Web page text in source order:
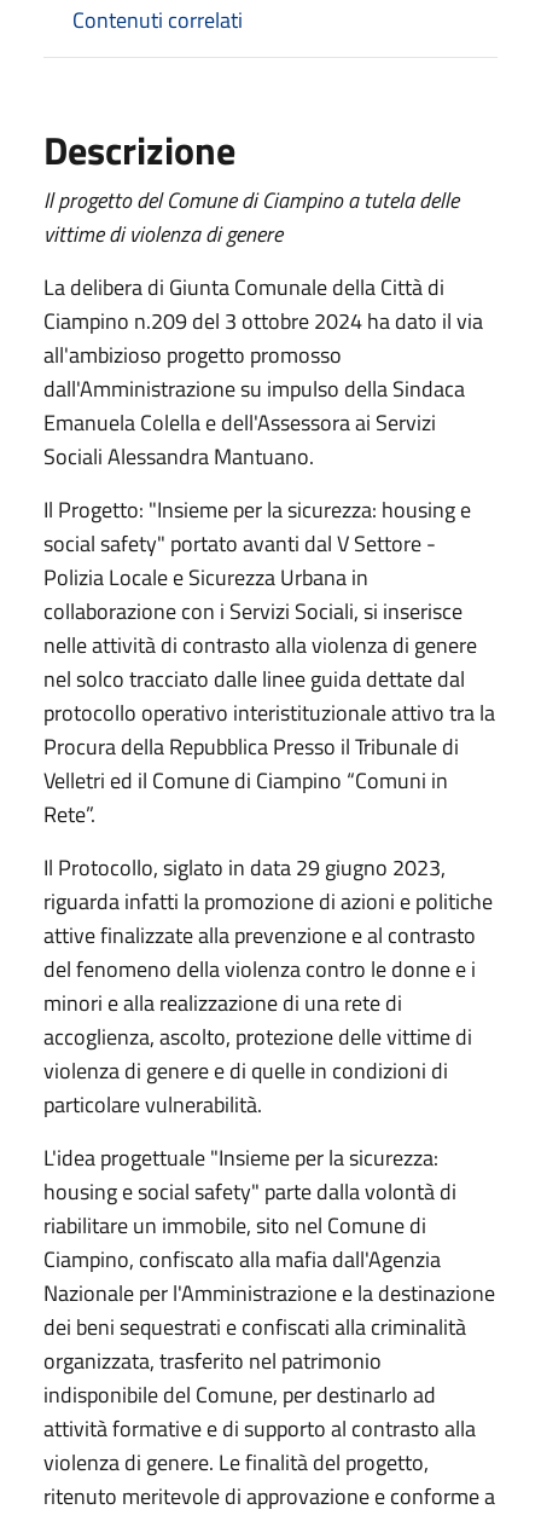
Contenuti correlati
Descrizione
Il progetto del Comune di Ciampino a tutela delle
vittime di violenza di genere
La delibera di Giunta Comunale della Città di
Ciampino n.209 del 3 ottobre 2024 ha dato il via
all'ambizioso progetto promosso
dall'Amministrazione su impulso della Sindaca
Emanuela Colella e dell'Assessora ai Servizi
Sociali Alessandra Mantuano.
Il Progetto: "Insieme per la sicurezza: housing e
social safety" portato avanti dal V Settore -
Polizia Locale e Sicurezza Urbana in
collaborazione con i Servizi Sociali, si inserisce
nelle attività di contrasto alla violenza di genere
nel solco tracciato dalle linee guida dettate dal
protocollo operativo interistituzionale attivo tra la
Procura della Repubblica Presso il Tribunale di
Velletri ed il Comune di Ciampino “Comuni in
Rete”.
Il Protocollo, siglato in data 29 giugno 2023,
riguarda infatti la promozione di azioni e politiche
attive finalizzate alla prevenzione e al contrasto
del fenomeno della violenza contro le donne e i
minori e alla realizzazione di una rete di
accoglienza, ascolto, protezione delle vittime di
violenza di genere e di quelle in condizioni di
particolare vulnerabilità.
L'idea progettuale "Insieme per la sicurezza:
housing e social safety" parte dalla volontà di
riabilitare un immobile, sito nel Comune di
Ciampino, confiscato alla mafia dall'Agenzia
Nazionale per l'Amministrazione e la destinazione
dei beni sequestrati e confiscati alla criminalità
organizzata, trasferito nel patrimonio
indisponibile del Comune, per destinarlo ad
attività formative e di supporto al contrasto alla
violenza di genere. Le finalità del progetto,
ritenuto meritevole di approvazione e conforme a